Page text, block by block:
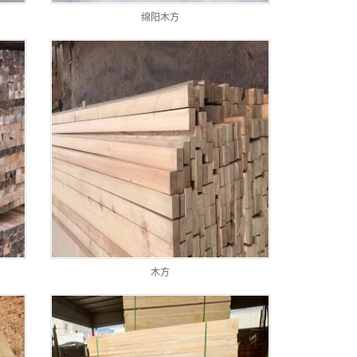
绵阳木方
木方